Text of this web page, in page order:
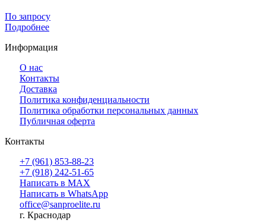
По запросу
Подробнее
Информация
О нас
Контакты
Доставка
Политика конфиденциальности
Политика обработки персональных данных
Публичная оферта
Контакты
+7 (961) 853-88-23
+7 (918) 242-51-65
Написать в MAX
Написать в WhatsApp
office@sanproelite.ru
г. Краснодар